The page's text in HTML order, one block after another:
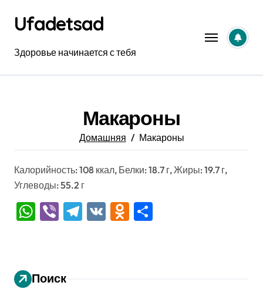
содержанию
Ufadetsad
Здоровье начинается с тебя
Макароны
Домашняя Макароны
Калорийность: 108 ккал, Белки: 18.7 г, Жиры: 19.7 г,
Углеводы: 55.2 г
WhatsApp
ViberTelegram
VK Odnoklassniki
Поиск